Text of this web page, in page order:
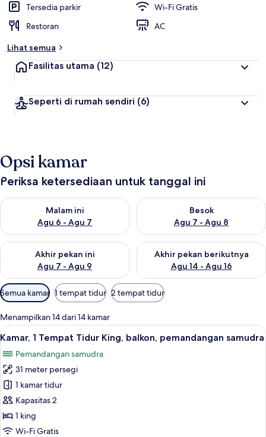
Tersedia parkir
Wi-Fi Gratis
Restoran
AC
Lihat semua
Fasilitas utama (12)
Seperti di rumah sendiri (6)
Opsi kamar
Periksa ketersediaan untuk tanggal ini
Malam ini
Agu 6 - Agu 7
Periksa ketersediaan untuk malam ini Agu 6 - Agu 7
Besok
Agu 7 - Agu 8
Periksa ketersediaan untuk
Akhir pekan ini
Agu 7 - Agu 9
Periksa ketersediaan untuk akhir pekan ini Agu 7 - Agu 9
Akhir pekan berikutnya
Agu 14 - Agu 16
Periksa ketersediaan untuk
Filter
tersedia
untuk
kamar
Semua kamar 1 tempat tidur 2 tempat tidur
Menampilkan 14 dari 14 kamar
Lihat
semua
foto
untuk
Kamar,
1
Tempat
Tidur
Kamar, 1 Tempat Tidur King,
9
Kamar, 1 Tempat Tidur King, balkon, pemandangan samudra
Pemandangan samudra
31 meter persegi
1 kamar tidur
Kapasitas 2
1 king
Wi-Fi Gratis